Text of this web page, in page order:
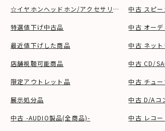
☆イヤホンヘッドホン/アクセサリSALE☆
特選値下げ中古品
最近値下げした商品
店舗視聴可能商品
限定アウトレット品
展示処分品
中古 -AUDIO製品(全商品)-
中古 スピ
中古 オー
中古 ネッ
中古 CD/
中古 チュー
中古 D/Aコ
中古 レコ